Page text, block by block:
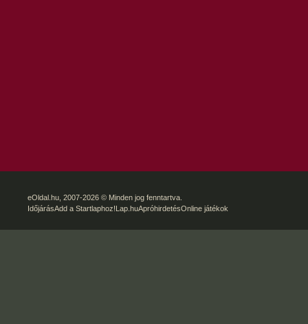
eOldal.hu , 2007-2026 © Minden jog fenntartva.
IdőjárásAdd a Startlaphoz!Lap.huApróhirdetésOnline játékok